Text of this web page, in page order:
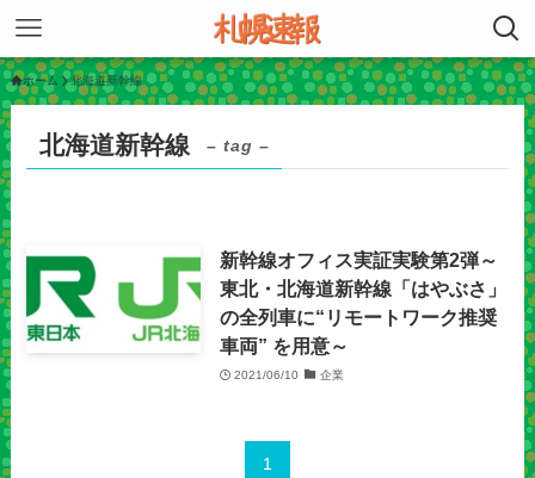
ホーム 北海道新幹線
北海道新幹線 – tag –
新幹線オフィス実証実験第2弾～
東北・北海道新幹線「はやぶさ」
の全列車に“リモートワーク推奨
車両” を用意～
2021/06/10 企業
1